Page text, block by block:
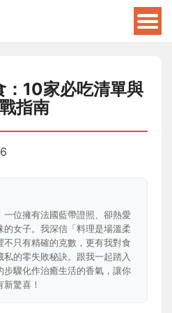
：10家必吃清單與
指南
一位擁有法國藍帶證照、卻熱愛
的女子。我深信「料理是場溫柔
不只有精確的克數，更有我對食
私的零失敗秘訣。跟我一起踏入
步驟化作治癒生活的香氣，讓你
驚喜！